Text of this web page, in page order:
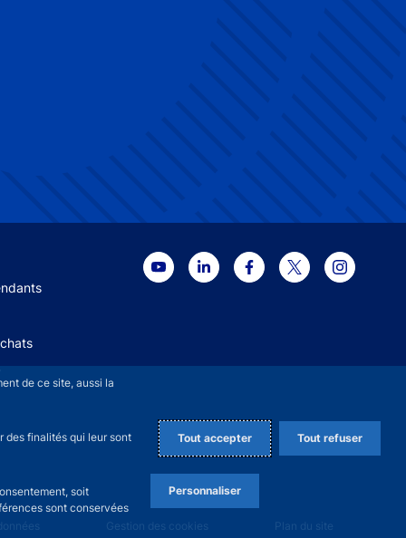
de ce site, aussi la
des finalités qui leur sont
soit
sont conservées
Tout accepter Tout refuser
Personnaliser
Gestion des cookies Plan du site